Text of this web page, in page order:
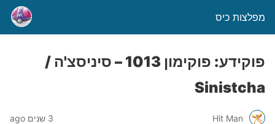
מפלצות כיס
פוקידע: פוקימון 1013 – סיניסצ'ה /
Sinistcha
Hit Man 3 שנים ago